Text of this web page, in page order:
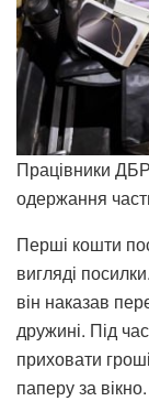
Працівники
одержання
Перші кошти
вигляді
він наказав
дружині. Під
приховати
паперу за вікно.